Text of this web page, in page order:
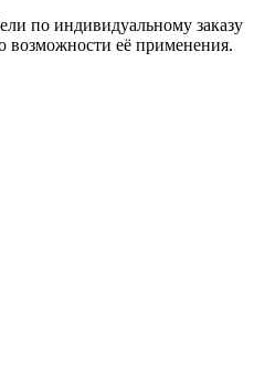
по индивидуальному заказу
возможности её применения.